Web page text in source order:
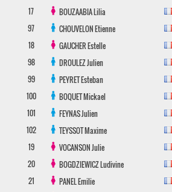
17
BOUZAABIALilia
97
CHOUVELONEtienne
18
GAUCHEREstelle
98
DROULEZJulien
99
PEYRETEsteban
100
BOQUETMickael
101
FEYNASJulien
102
TEYSSOTMaxime
19
VOCANSONJulie
20
BOGDZIEWICZLudivine
21
PANELEmilie